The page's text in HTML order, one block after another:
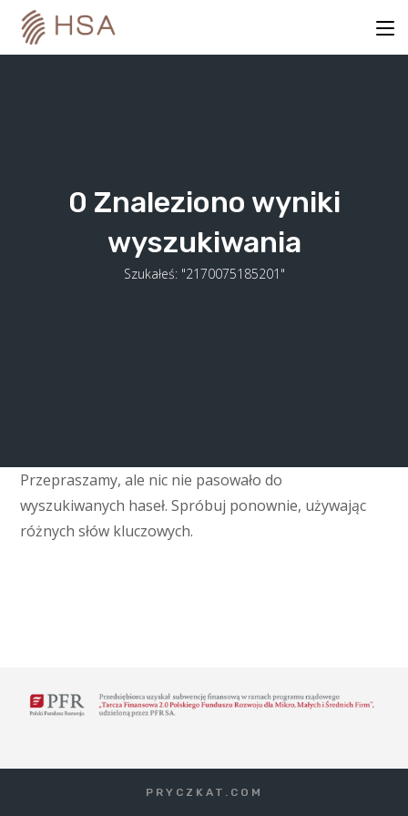
content
0 Znaleziono wyniki
wyszukiwania
Szukałeś: "2170075185201"
Przepraszamy, ale nic nie pasowało do
wyszukiwanych haseł. Spróbuj ponownie, używając
różnych słów kluczowych.
PRYCZKAT.COM